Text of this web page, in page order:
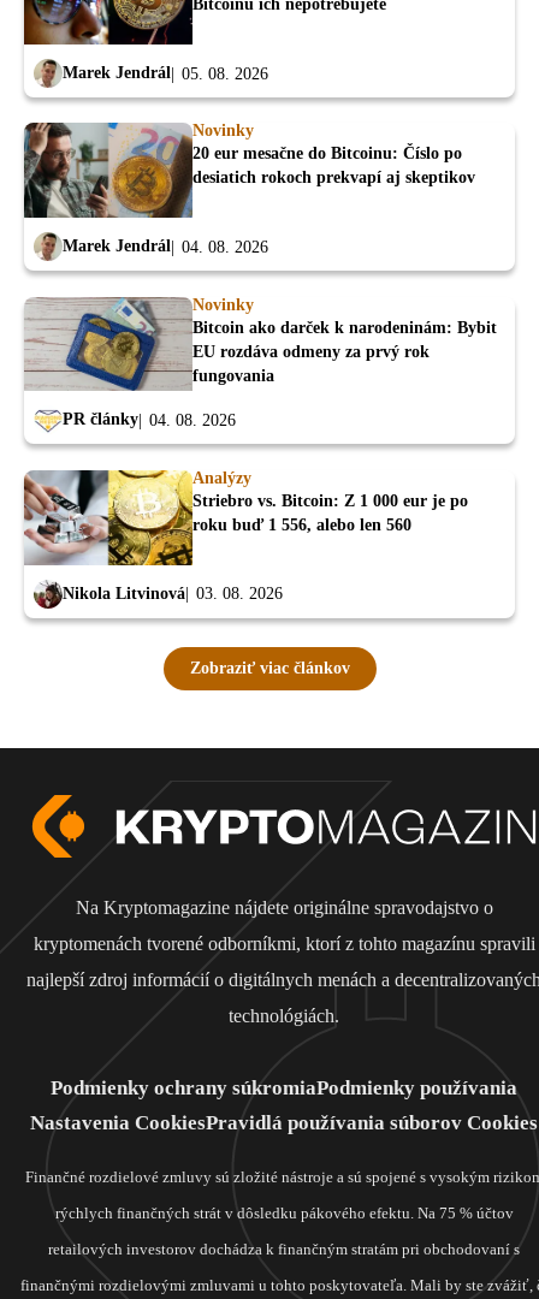
Bitcoinu ich nepotrebujete
Marek Jendrál 05. 08. 2026
Novinky
20 eur mesačne do Bitcoinu: Číslo po
desiatich rokoch prekvapí aj skeptikov
Marek Jendrál 04. 08. 2026
Novinky
Bitcoin ako darček k narodeninám: Bybit
EU rozdáva odmeny za prvý rok
fungovania
PR články 04. 08. 2026
Analýzy
Striebro vs. Bitcoin: Z 1 000 eur je po
roku buď 1 556, alebo len 560
Nikola Litvinová 03. 08. 2026
Zobraziť viac článkov
Na Kryptomagazine nájdete originálne spravodajstvo o
kryptomenách tvorené odborníkmi, ktorí z tohto magazínu spravili
najlepší zdroj informácií o digitálnych menách a
technológiách.
Podmienky ochrany súkromiaPodmienky používania
Nastavenia CookiesPravidlá používania súborov Cookies
Finančné rozdielové zmluvy sú zložité nástroje a sú spojené s vysokým
rýchlych finančných strát v dôsledku pákového efektu. Na 75 % účtov
retailových investorov dochádza k finančným stratám pri obchodovaní s
finančnými rozdielovými zmluvami u tohto poskytovateľa. Mali by ste zvážiť,